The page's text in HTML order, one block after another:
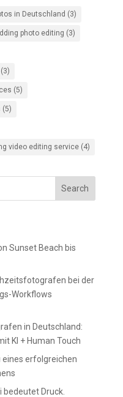
in Deutschland (3)
photo editing (3)
(5)
(5)
video editing service(4)
Search
Sunset Beach bis
bei der
Workflows
in Deutschland:
KI + Human Touch
erfolgreichen
Druck.